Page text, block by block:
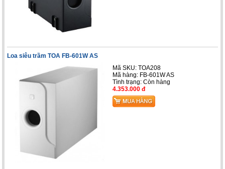
Loa siêu trầm TOA FB-601W AS
Mã SKU: TOA208
Mã hàng: FB-601W AS
Tình trạng: Còn hàng
4.353.000 đ